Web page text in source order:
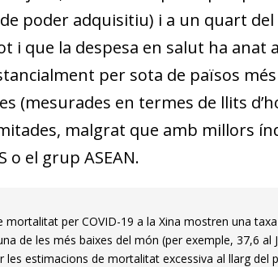
poder adquisitiu) i a un quart del
i que la despesa en salut ha
per sota de països
(mesurades en termes de llits
malgrat que amb millors
o el grup ASEAN.
mortalitat per COVID-19 a la Xina mostren una
de les més baixes del món (per exemple, 37,6 al
les estimacions de mortalitat excessiva al llarg